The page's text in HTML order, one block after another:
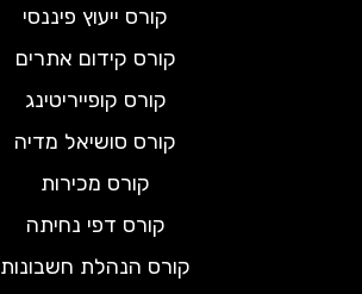
קורס ייעוץ פיננסי
קורס קידום אתרים
קורס קופייריטינג
קורס סושיאל מדיה
קורס מכירות
קורס דפי נחיתה
קורס הנהלת חשבונות